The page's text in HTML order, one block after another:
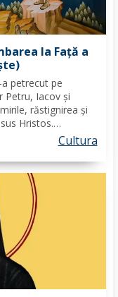
la Față a
petrecut pe
Petru, Iacov și
răstignirea și
Hristos.
S-a depărtat
loc mai...
Cultura